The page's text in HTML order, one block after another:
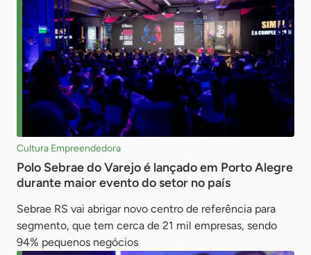
Cultura Empreendedora
Polo Sebrae do Varejo é lançado em Porto Alegre
durante maior evento do setor no país
Sebrae RS vai abrigar novo centro de referência para
segmento, que tem cerca de 21 mil empresas, sendo
94% pequenos negócios